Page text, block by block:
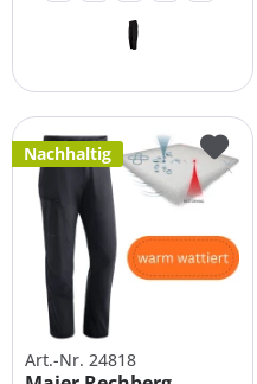
Nachhaltig
Art.-Nr. 24818